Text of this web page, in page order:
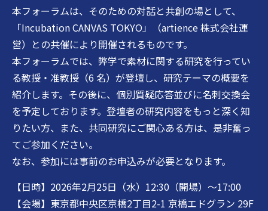
本フォーラムは、そのための対話と共創の場として、
「Incubation CANVAS TOKYO」（artience 株式会社運
営）との共催により開催されるものです。
本フォーラムでは、弊学で素材に関する研究を行ってい
る教授・准教授（6 名）が登壇し、研究テーマの概要を
紹介します。その後に、個別質疑応答並びに名刺交換会
を予定しております。登壇者の研究内容をもっと深く知
りたい方、また、共同研究にご関心ある方は、是非奮っ
てご参加ください。
なお、参加には事前のお申込みが必要となります。
【日時】2026年2月25日（水）12:30（開場）～17:00
【会場】東京都中央区京橋2丁目2-1 京橋エドグラン 29F